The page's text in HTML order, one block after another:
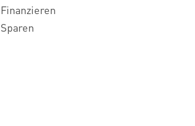
Finanzieren
Sparen